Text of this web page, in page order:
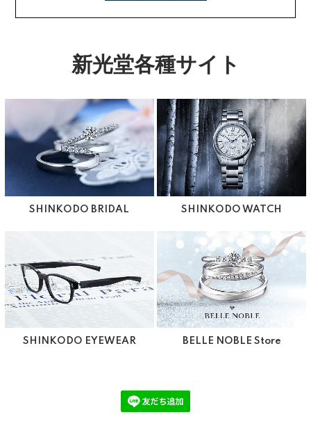
新光堂各種サイト
SHINKODO BRIDAL SHINKODO WATCH
SHINKODO EYEWEAR BELLE NOBLE Store